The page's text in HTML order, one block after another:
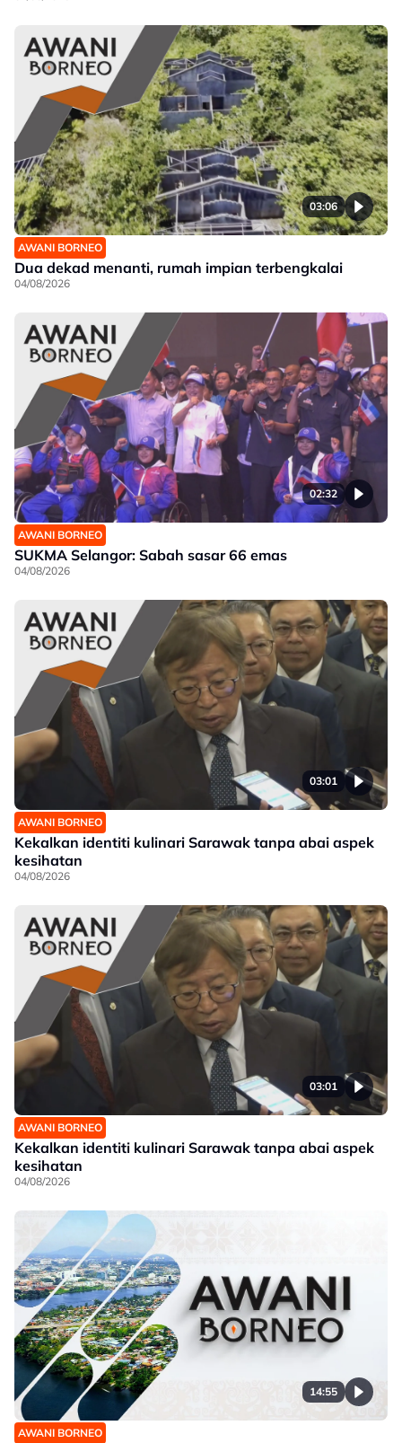
03:06
AWANI BORNEO
Dua dekad menanti, rumah impian terbengkalai
04/08/2026
02:32
AWANI BORNEO
SUKMA Selangor: Sabah sasar 66 emas
04/08/2026
03:01
AWANI BORNEO
Kekalkan identiti kulinari Sarawak tanpa abai aspek
kesihatan
04/08/2026
03:01
AWANI BORNEO
Kekalkan identiti kulinari Sarawak tanpa abai aspek
kesihatan
04/08/2026
14:55
AWANI BORNEO